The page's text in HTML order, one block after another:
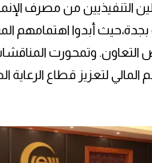
التنفيذيين من مصرف
أبدوا اهتمامهم
وتمحورت
المالي لتعزيز قطاع الرعاية